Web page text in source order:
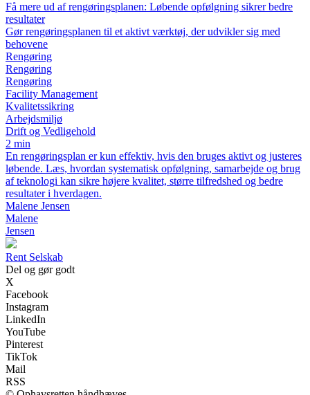
Få mere ud af rengøringsplanen: Løbende opfølgning sikrer bedre
resultater
Gør rengøringsplanen til et aktivt værktøj, der udvikler sig med
behovene
Rengøring
Rengøring
Rengøring
Facility Management
Kvalitetssikring
Arbejdsmiljø
Drift og Vedligehold
2 min
En rengøringsplan er kun effektiv, hvis den bruges aktivt og justeres
løbende. Læs, hvordan systematisk opfølgning, samarbejde og brug
af teknologi kan sikre højere kvalitet, større tilfredshed og bedre
resultater i hverdagen.
Malene Jensen
Malene
Jensen
Rent Selskab
Del og gør godt
X
Facebook
Instagram
LinkedIn
YouTube
Pinterest
TikTok
Mail
RSS